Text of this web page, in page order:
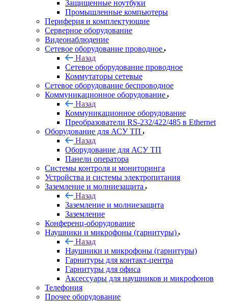
Защищенные ноутбуки
Промышленные компьютеры
Периферия и комплектующие
Серверное оборудование
Видеонаблюдение
Сетевое оборудование проводное
Назад
Сетевое оборудование проводное
Коммутаторы сетевые
Сетевое оборудование беспроводное
Коммуникационное оборудование
Назад
Коммуникационное оборудование
Преобразователи RS-232/422/485 в Ethernet
Оборудование для АСУ ТП
Назад
Оборудование для АСУ ТП
Панели оператора
Системы контроля и мониторинга
Устройства и системы электропитания
Заземление и молниезащита
Назад
Заземление и молниезащита
Заземление
Конференц-оборудование
Наушники и микрофоны (гарнитуры)
Назад
Наушники и микрофоны (гарнитуры)
Гарнитуры для контакт-центра
Гарнитуры для офиса
Аксессуары для наушников и микрофонов
Телефония
Прочее оборудование